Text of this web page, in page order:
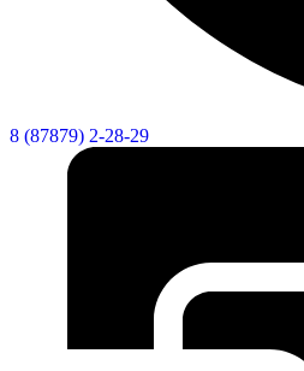
8 (87879) 2-28-29